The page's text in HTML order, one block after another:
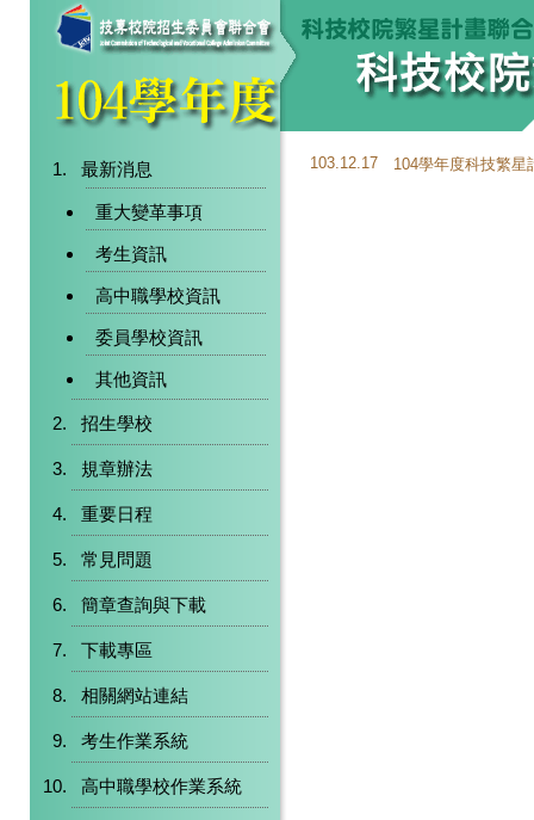
最新消息
重大變革事項
考生資訊
高中職學校資訊
委員學校資訊
其他資訊
招生學校
規章辦法
重要日程
常見問題
簡章查詢與下載
下載專區
相關網站連結
考生作業系統
高中職學校作業系統
103.12.17 104學年度科技繁